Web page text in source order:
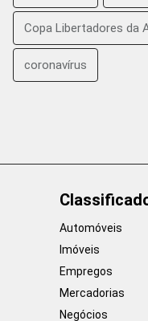
Copa Libertadores da
coronavírus
Automóveis
Imóveis
Empregos
Mercadorias
Negócios